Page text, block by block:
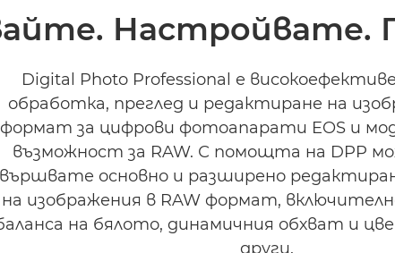
Настройвате.
Digital Photo Professional е
обработка, преглед и редактиране на
формат за цифрови фотоапарати EOS и
възможност за RAW. С помощта на DPP
основно и разширено
на изображения в RAW формат,
на бялото, динамичния обхват и
други.